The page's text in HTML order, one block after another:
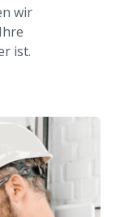
wir
ist.